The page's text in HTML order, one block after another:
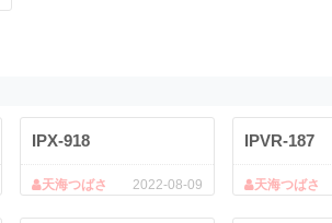
IPX-918
2022-08-09
天海つばさ
IPVR-187
天海つばさ